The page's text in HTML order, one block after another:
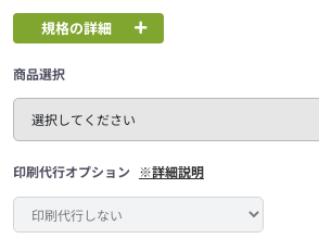
規格の詳細
商品選択
印刷代行オプション ※詳細説明